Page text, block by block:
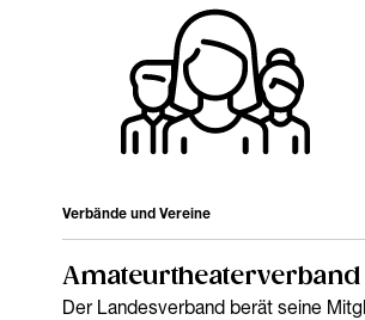
Verbände und Vereine
Amateurtheaterverband
Der Landesverband berät seine